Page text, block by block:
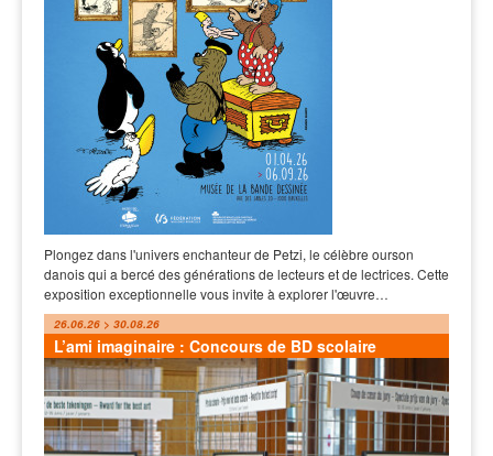
Plongez dans l'univers enchanteur de Petzi, le célèbre ourson
danois qui a bercé des générations de lecteurs et de lectrices. Cette
exposition exceptionnelle vous invite à explorer l'œuvre…
26.06.26 > 30.08.26
L’ami imaginaire : Concours de BD scolaire